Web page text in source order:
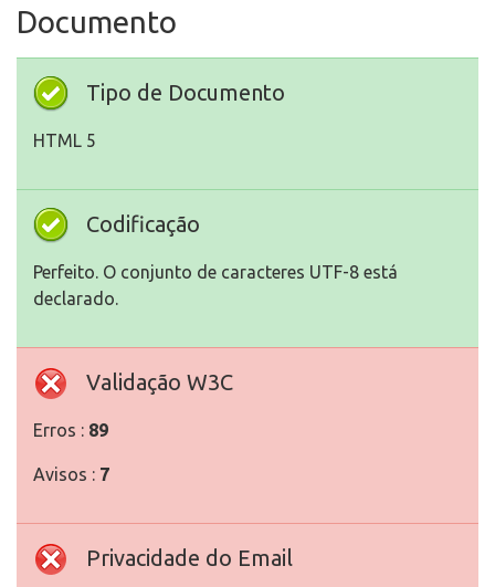
Documento
Tipo de Documento
HTML 5
Codificação
Perfeito. O conjunto de caracteres UTF-8 está
declarado.
Validação W3C
Erros : 89
Avisos : 7
Privacidade do Email